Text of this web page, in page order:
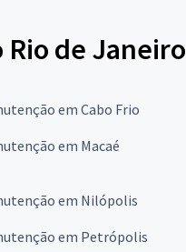
Rio de Janeiro
em Cabo Frio
em Macaé
em Nilópolis
em Petrópolis